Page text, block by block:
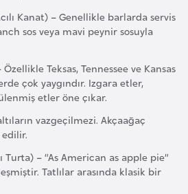
Kanat) – Genellikle barlarda servis
sos veya mavi peynir sosuyla
Teksas, Tennessee ve Kansas
çok yaygındır. Izgara etler,
etler öne çıkar.
vazgeçilmezi. Akçaağaç
Turta) – “As American as apple pie”
Tatlılar arasında klasik bir